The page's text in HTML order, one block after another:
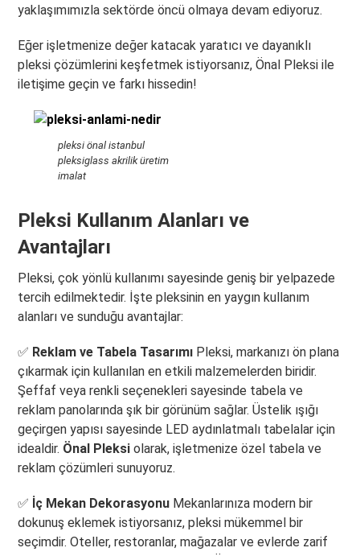
yaklaşımımızla sektörde öncü olmaya devam ediyoruz.
Eğer işletmenize değer katacak yaratıcı ve dayanıklı
pleksi çözümlerini keşfetmek istiyorsanız, Önal Pleksi ile
iletişime geçin ve farkı hissedin!
pleksi önal istanbul
pleksiglass akrilik üretim
imalat
Pleksi Kullanım Alanları ve
Avantajları
Pleksi, çok yönlü kullanımı sayesinde geniş bir yelpazede
tercih edilmektedir. İşte pleksinin en yaygın kullanım
alanları ve sunduğu avantajlar:
✅ Reklam ve Tabela Tasarımı Pleksi, markanızı ön plana
çıkarmak için kullanılan en etkili malzemelerden biridir.
Şeffaf veya renkli seçenekleri sayesinde tabela ve
reklam panolarında şık bir görünüm sağlar. Üstelik ışığı
geçirgen yapısı sayesinde LED aydınlatmalı tabelalar için
idealdir. Önal Pleksi olarak, işletmenize özel tabela ve
reklam çözümleri sunuyoruz.
✅ İç Mekan Dekorasyonu Mekanlarınıza modern bir
dokunuş eklemek istiyorsanız, pleksi mükemmel bir
seçimdir. Oteller, restoranlar, mağazalar ve evlerde zarif